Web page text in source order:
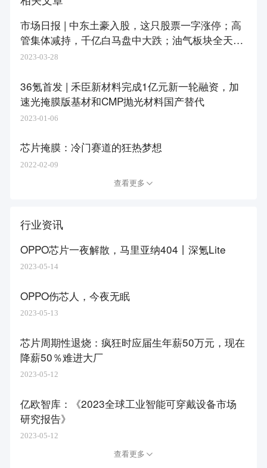
市场日报 | 中东土豪入股，这只股票一字涨停；高
管集体减持，千亿白马盘中大跌；油气板块全天强
势，ChatGPT概念大幅回调
2023-03-28
36氪首发 | 禾臣新材料完成1亿元新一轮融资，加
速光掩膜版基材和CMP抛光材料国产替代
2023-01-06
芯片掩膜：冷门赛道的狂热梦想
2022-02-09
查看更多
行业资讯
OPPO芯片一夜解散，马里亚纳404丨深氪Lite
2023-05-14
OPPO伤芯人，今夜无眠
2023-05-13
芯片周期性退烧：疯狂时应届生年薪50万元，现在
降薪50％难进大厂
2023-05-12
亿欧智库：《2023全球工业智能可穿戴设备市场
研究报告》
2023-05-12
查看更多